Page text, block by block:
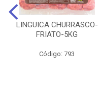
LINGUICA CHURRASCO-
FRIATO-5KG
Código: 793